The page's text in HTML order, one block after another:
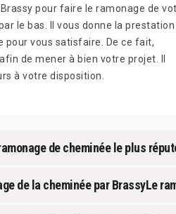
pour faire le ramonage de
le bas. Il vous donne la prestation
pour vous satisfaire. De ce fait,
de mener à bien votre projet. Il
à votre disposition.
de cheminée le plus
de la cheminée par BrassyLe